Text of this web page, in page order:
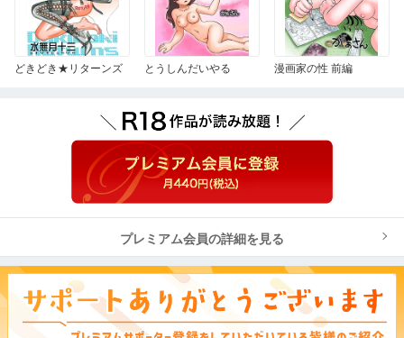
どきどき★リターンズ とうしんだいやる 漫画家の性 前編
プレミアム会員の詳細を見る